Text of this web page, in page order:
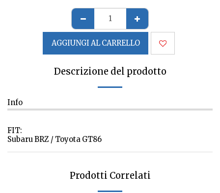
AGGIUNGI AL CARRELLO
Descrizione del prodotto
Info
FIT:
Subaru BRZ / Toyota GT86
Prodotti Correlati